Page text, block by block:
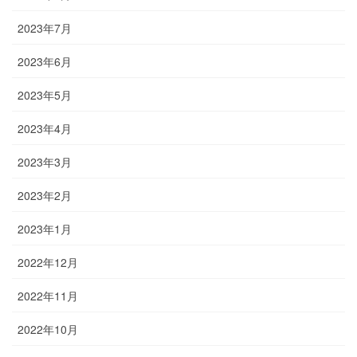
2023年7月
2023年6月
2023年5月
2023年4月
2023年3月
2023年2月
2023年1月
2022年12月
2022年11月
2022年10月